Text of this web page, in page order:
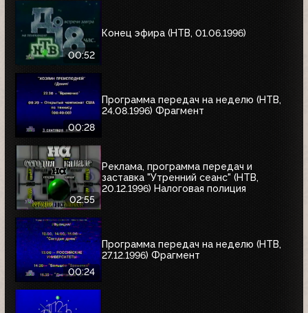
00:52
Конец эфира (НТВ, 01.06.1996)
00:28
Программа передач на неделю (НТВ,
24.08.1996) Фрагмент
02:55
Реклама, программа передач и
заставка "Утренний сеанс" (НТВ,
20.12.1996) Налоговая полиция
00:24
Программа передач на неделю (НТВ,
27.12.1996) Фрагмент